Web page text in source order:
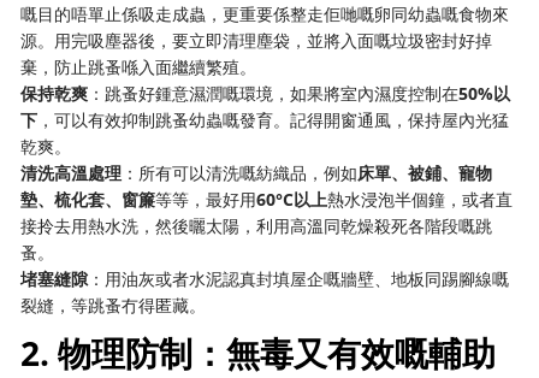
嘅目的唔單止係吸走成蟲，更重要係整走佢哋嘅卵同幼蟲嘅食物來
源。用完吸塵器後，要立即清理塵袋，並將入面嘅垃圾密封好掉
棄，防止跳蚤喺入面繼續繁殖。
保持乾爽 ：跳蚤好鍾意濕潤嘅環境，如果將室內濕度控制在50%以
下 ，可以有效抑制跳蚤幼蟲嘅發育。記得開窗通風，保持屋內光猛
乾爽。
清洗高溫處理 ：所有可以清洗嘅紡織品，例如床單、被鋪、寵物
墊、梳化套、窗簾等等，最好用60°C以上熱水浸泡半個鐘，或者直
接拎去用熱水洗，然後曬太陽，利用高溫同乾燥殺死各階段嘅跳
蚤。
堵塞縫隙：用油灰或者水泥認真封填屋企嘅牆壁、地板同踢腳線嘅
裂縫，等跳蚤冇得匿藏。
2. 物理防制：無毒又有效嘅輔助